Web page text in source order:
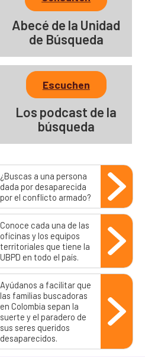
Abecé de la Unidad
de Búsqueda
Escuchen
Los podcast de la
búsqueda
¿Buscas a una persona
dada por desaparecida
por el conflicto armado?
Conoce cada una de las
oficinas y los equipos
territoriales que tiene la
UBPD en todo el país.
Ayúdanos a facilitar que
las familias buscadoras
en Colombia sepan la
suerte y el paradero de
sus seres queridos
desaparecidos.